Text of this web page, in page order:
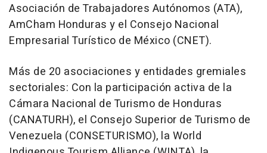
Asociación de Trabajadores Autónomos (ATA),
AmCham Honduras y el Consejo Nacional
Empresarial Turístico de México (CNET).
Más de 20 asociaciones y entidades gremiales
sectoriales: Con la participación activa de la
Cámara Nacional de Turismo de Honduras
(CANATURH), el Consejo Superior de Turismo de
Venezuela (CONSETURISMO), la World